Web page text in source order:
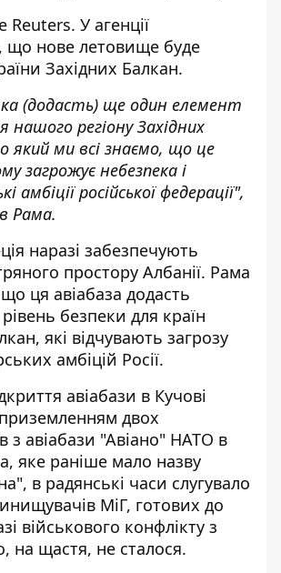
Reuters. У агенції
що нове летовище буде
Західних Балкан.
(додасть) ще один елемент
нашого регіону Західних
який ми всі знаємо, що це
загрожує небезпека і
амбіції російської федерації",
Рама.
наразі забезпечують
простору Албанії. Рама
ця авіабаза додасть
безпеки для країн
які відчувають загрозу
амбіцій Росії.
авіабази в Кучові
двох
з авіабази "Авіано" НАТО в
яке раніше мало назву
в радянські часи слугувало
МіГ, готових до
військового конфлікту з
на щастя, не сталося.